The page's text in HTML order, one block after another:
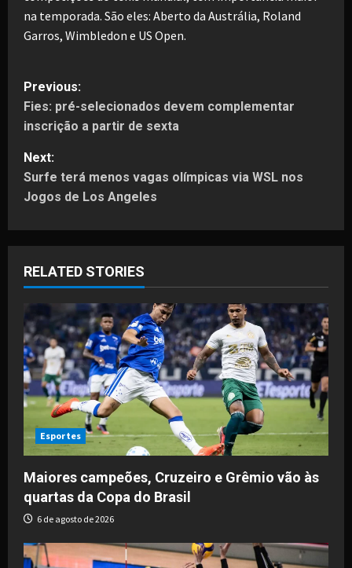
na temporada. São eles: Aberto da Austrália, Roland
Garros, Wimbledon e US Open.
P
o
s
t
a
v
i
g
a
t
i
o
n
Previous:
Fies: pré-selecionados devem complementar
inscrição a partir de sexta
Next:
Surfe terá menos vagas olímpicas via WSL nos
Jogos de Los Angeles
RELATED STORIES
Esportes
Maiores campeões, Cruzeiro e Grêmio vão às
quartas da Copa do Brasil
6 de agosto de 2026